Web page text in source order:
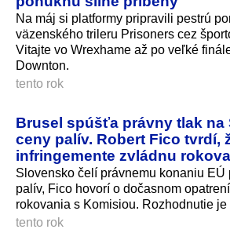
Na máj si platformy pripravili pestrú
väzenského trileru Prisoners cez
Vitajte vo Wrexhame až po veľké
Downton.
tento rok
Brusel spúšťa právny tlak na
ceny palív. Robert Fico tvrdí,
infringemente zvládnu
Slovensko čelí právnemu konaniu EÚ
palív, Fico hovorí o dočasnom
rokovania s Komisiou. Rozhodnutie
tento rok